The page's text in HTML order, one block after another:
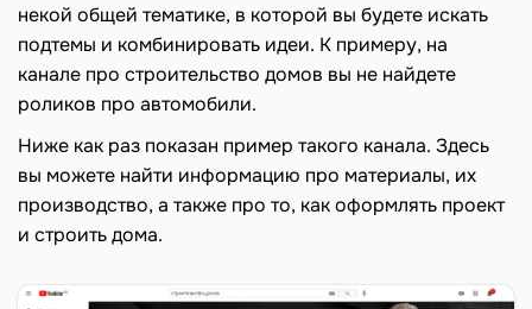
некой общей тематике, в которой вы будете искать
подтемы и комбинировать идеи. К примеру, на
канале про строительство домов вы не найдете
роликов про автомобили.
Ниже как раз показан пример такого канала. Здесь
вы можете найти информацию про материалы, их
производство, а также про то, как оформлять проект
и строить дома.